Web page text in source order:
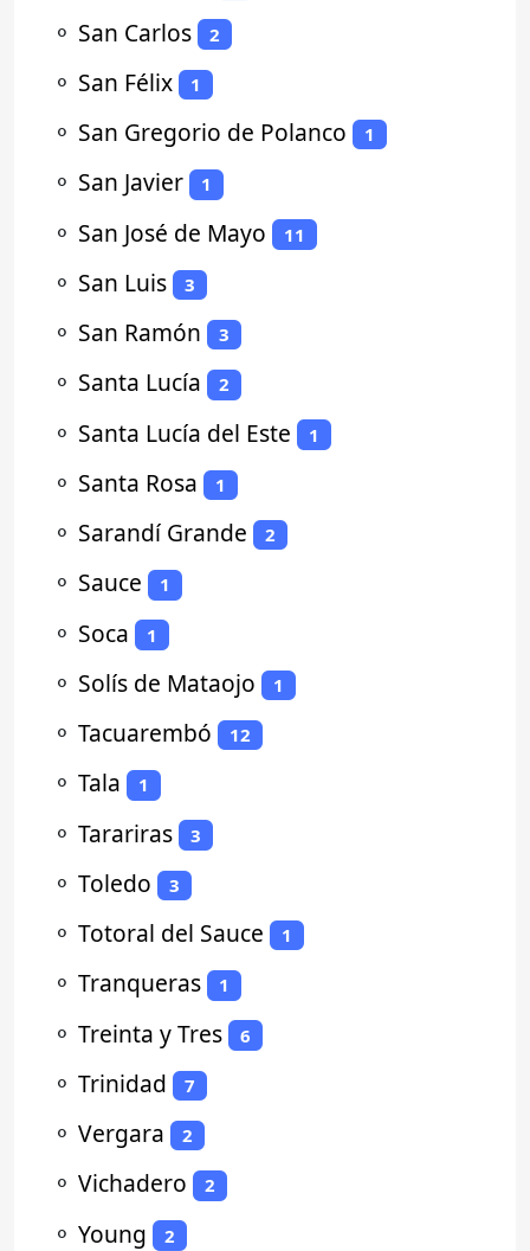
⚬ San Carlos 2
⚬ San Félix 1
⚬ San Gregorio de Polanco 1
⚬ San Javier 1
⚬ San José de Mayo 11
⚬ San Luis 3
⚬ San Ramón 3
⚬ Santa Lucía 2
⚬ Santa Lucía del Este 1
⚬ Santa Rosa 1
⚬ Sarandí Grande 2
⚬ Sauce 1
⚬ Soca 1
⚬ Solís de Mataojo 1
⚬ Tacuarembó 12
⚬ Tala 1
⚬ Tarariras 3
⚬ Toledo 3
⚬ Totoral del Sauce 1
⚬ Tranqueras 1
⚬ Treinta y Tres 6
⚬ Trinidad 7
⚬ Vergara 2
⚬ Vichadero 2
⚬ Young 2